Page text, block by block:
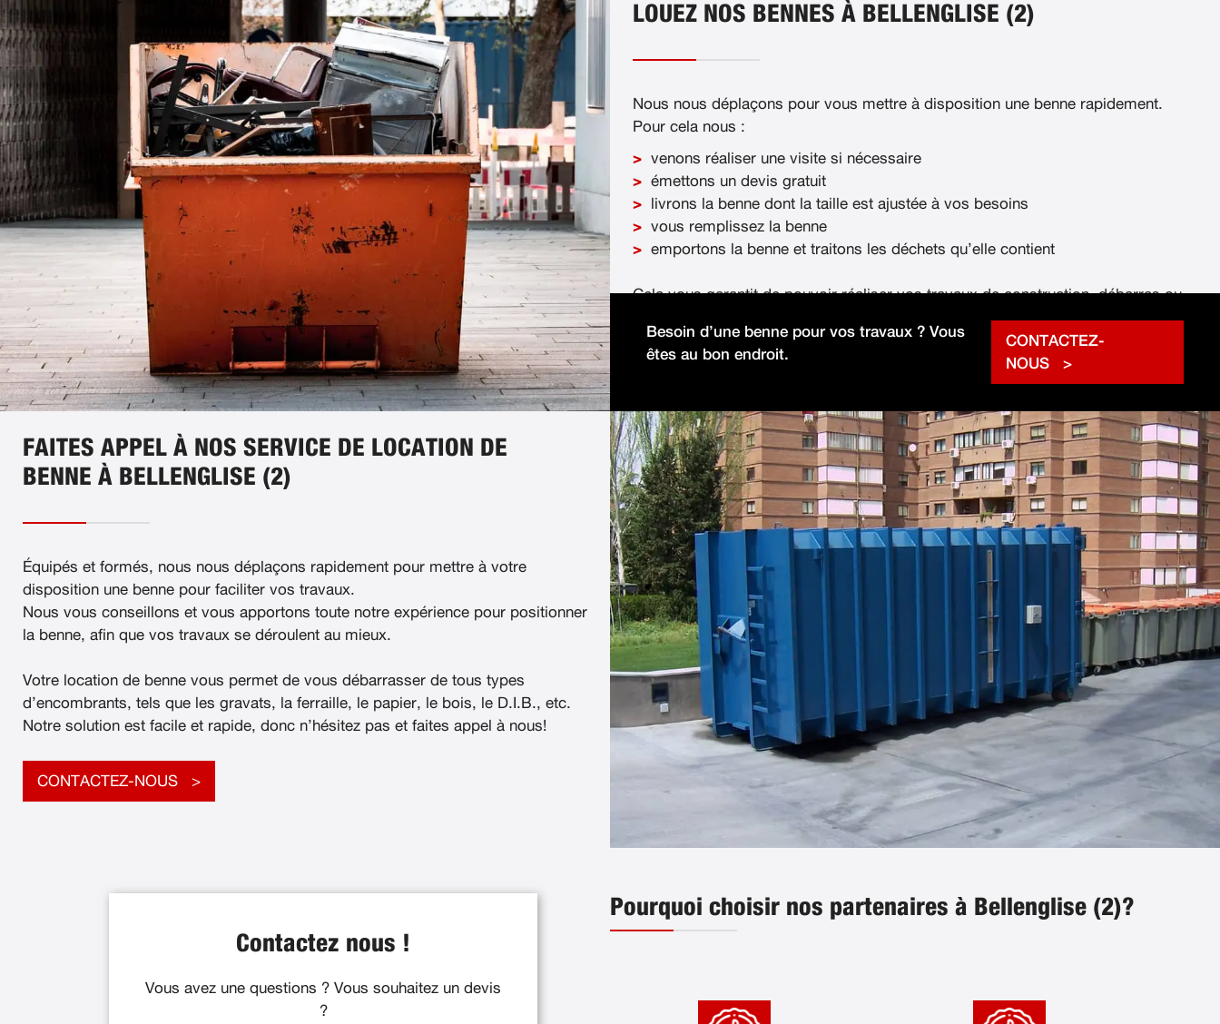
LOUEZ NOS BENNES À BELLENGLISE (2)
Nous nous déplaçons pour vous mettre à disposition une benne rapidement.
Pour cela nous :
venons réaliser une visite si nécessaire
émettons un devis gratuit
livrons la benne dont la taille est ajustée à vos besoins
vous remplissez la benne
emportons la benne et traitons les déchets qu’elle contient
Cela vous garantit de pouvoir réaliser vos travaux de construction, débarras ou
Besoin d’une benne pour vos travaux ? Vous
êtes au bon endroit.
CONTACTEZ-
NOUS
FAITES APPEL À NOS SERVICE DE LOCATION DE
BENNE À BELLENGLISE (2)
Équipés et formés, nous nous déplaçons rapidement pour mettre à votre
disposition une benne pour faciliter vos travaux.
Nous vous conseillons et vous apportons toute notre expérience pour positionner
la benne, afin que vos travaux se déroulent au mieux.
Votre location de benne vous permet de vous débarrasser de tous types
d’encombrants, tels que les gravats, la ferraille, le papier, le bois, le D.I.B., etc.
Notre solution est facile et rapide, donc n’hésitez pas et faites appel à nous!
CONTACTEZ-NOUS
Contactez nous !
Vous avez une questions ? Vous souhaitez un devis
?
Pourquoi choisir nos partenaires à Bellenglise (2)?